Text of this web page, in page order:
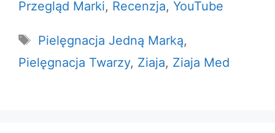
Przegląd Marki, Recenzja, YouTube
Tagi
Pielęgnacja Jedną Marką,
Pielęgnacja Twarzy, Ziaja, Ziaja Med